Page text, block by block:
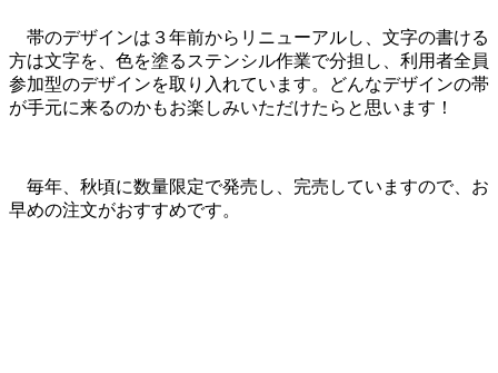
帯のデザインは３年前からリニューアルし、文字の書ける
方は文字を、色を塗るステンシル作業で分担し、利用者全員
参加型のデザインを取り入れています。どんなデザインの帯
が手元に来るのかもお楽しみいただけたらと思います！
毎年、秋頃に数量限定で発売し、完売していますので、お
早めの注文がおすすめです。